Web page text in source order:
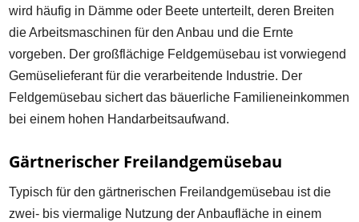
wird häufig in Dämme oder Beete unterteilt, deren Breiten
die Arbeitsmaschinen für den Anbau und die Ernte
vorgeben. Der großflächige Feldgemüsebau ist vorwiegend
Gemüselieferant für die verarbeitende Industrie. Der
Feldgemüsebau sichert das bäuerliche Familieneinkommen
bei einem hohen Handarbeitsaufwand.
Gärtnerischer Freilandgemüsebau
Typisch für den gärtnerischen Freilandgemüsebau ist die
zwei- bis viermalige Nutzung der Anbaufläche in einem